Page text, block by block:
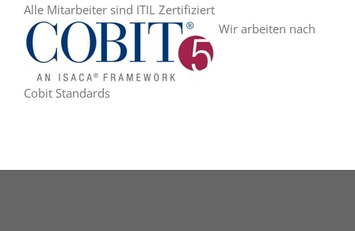
Alle Mitarbeiter sind ITIL Zertifiziert
Wir arbeiten nach
Cobit Standards